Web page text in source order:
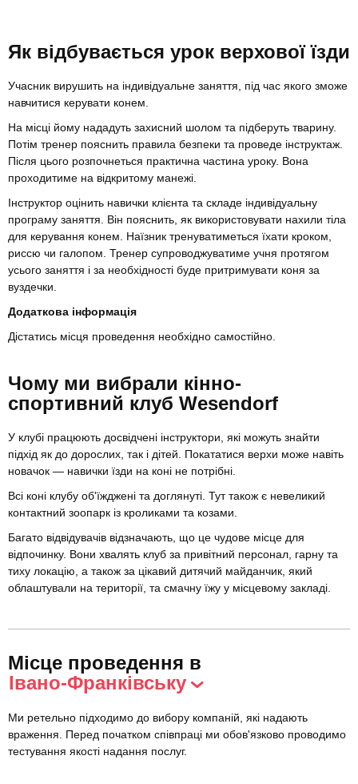
Як відбувається урок верхової їзди
Учасник вирушить на індивідуальне заняття, під час якого зможе
навчитися керувати конем.
На місці йому нададуть захисний шолом та підберуть тварину.
Потім тренер пояснить правила безпеки та проведе інструктаж.
Після цього розпочнеться практична частина уроку. Вона
проходитиме на відкритому манежі.
Інструктор оцінить навички клієнта та складе індивідуальну
програму заняття. Він пояснить, як використовувати нахили тіла
для керування конем. Наїзник тренуватиметься їхати кроком,
риссю чи галопом. Тренер супроводжуватиме учня протягом
усього заняття і за необхідності буде притримувати коня за
вуздечки.
Додаткова інформація
Дістатись місця проведення необхідно самостійно.
Чому ми вибрали кінно-
спортивний клуб Wesendorf
У клубі працюють досвідчені інструктори, які можуть знайти
підхід як до дорослих, так і дітей. Покататися верхи може навіть
новачок — навички їзди на коні не потрібні.
Всі коні клубу об'їжджені та доглянуті. Тут також є невеликий
контактний зоопарк із кроликами та козами.
Багато відвідувачів відзначають, що це чудове місце для
відпочинку. Вони хвалять клуб за привітний персонал, гарну та
тиху локацію, а також за цікавий дитячий майданчик, який
облаштували на території, та смачну їжу у місцевому закладі.
Місце проведення в
Івано-Франківську
Ми ретельно підходимо до вибору компаній, які надають
враження. Перед початком співпраці ми обов'язково проводимо
тестування якості надання послуг.